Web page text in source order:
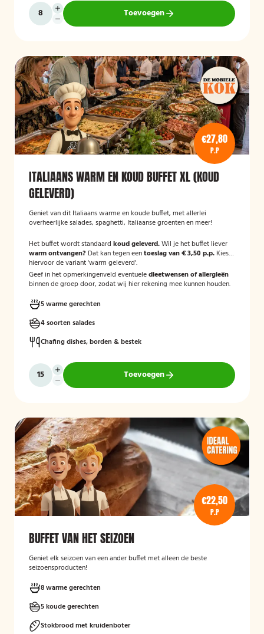
Toevoegen
€27,80
P.P
ITALIAANS WARM EN KOUD BUFFET XL (KOUD
GELEVERD)
Geniet van dit Italiaans warme en koude buffet, met allerlei
overheerlijke salades, spaghetti, Italiaanse groenten en meer!
Het buffet wordt standaard koud geleverd.Wil je het buffet liever
warm ontvangen? Dat kan tegen eentoeslag van € 3,50 p.p. Kies
hiervoor de variant 'warm geleverd'.
Geef in het opmerkingenveld eventueledieetwensen of allergieën
binnen de groep door, zodat wij hier rekening mee kunnen houden.
5 warme gerechten
4 soorten salades
Chafing dishes, borden & bestek
Toevoegen
€22,50
P.P
BUFFET VAN HET SEIZOEN
Geniet elk seizoen van een ander buffet met alleen de beste
seizoensproducten!
8 warme gerechten
5 koude gerechten
Stokbrood met kruidenboter